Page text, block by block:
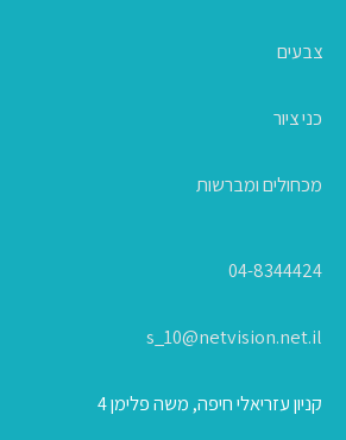
צבעים
כני ציור
מכחולים ומברשות
04-8344424
s_10@netvision.net.il
קניון עזריאלי חיפה, משה פלימן 4